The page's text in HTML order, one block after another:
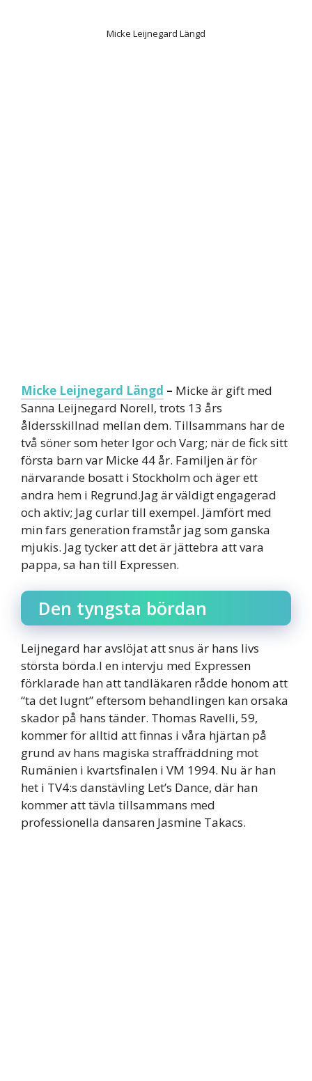
Micke Leijnegard Längd
Micke Leijnegard Längd – Micke är gift med
Sanna Leijnegard Norell, trots 13 års
åldersskillnad mellan dem. Tillsammans har de
två söner som heter Igor och Varg; när de fick sitt
första barn var Micke 44 år. Familjen är för
närvarande bosatt i Stockholm och äger ett
andra hem i Regrund.Jag är väldigt engagerad
och aktiv; Jag curlar till exempel. Jämfört med
min fars generation framstår jag som ganska
mjukis. Jag tycker att det är jättebra att vara
pappa, sa han till Expressen.
Den tyngsta bördan
Leijnegard har avslöjat att snus är hans livs
största börda.I en intervju med Expressen
förklarade han att tandläkaren rådde honom att
“ta det lugnt” eftersom behandlingen kan orsaka
skador på hans tänder. Thomas Ravelli, 59,
kommer för alltid att finnas i våra hjärtan på
grund av hans magiska straffräddning mot
Rumänien i kvartsfinalen i VM 1994. Nu är han
het i TV4:s danstävling Let’s Dance, där han
kommer att tävla tillsammans med
professionella dansaren Jasmine Takacs.